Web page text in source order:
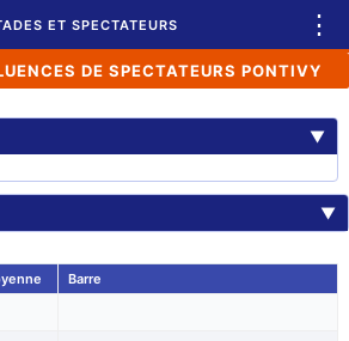
ET SPECTATEURS ⋮
DE SPECTATEURS PONTIVY
▼
▼
Barre